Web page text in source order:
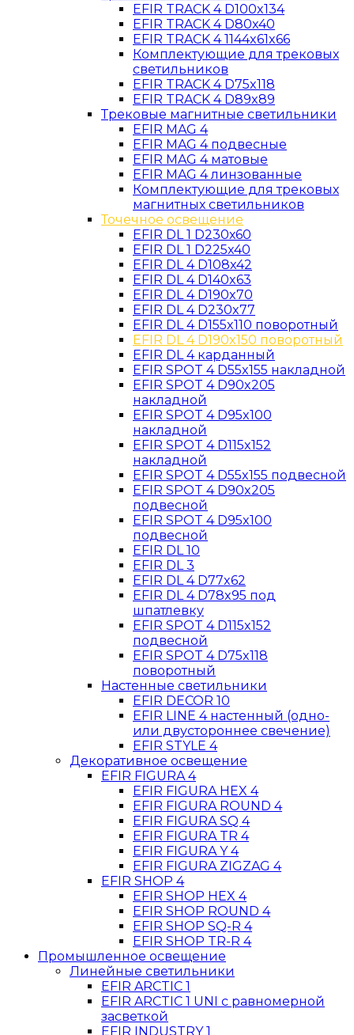
EFIR TRACK 4 D100x134
EFIR TRACK 4 D80x40
EFIR TRACK 4 1144x61x66
Комплектующие для трековых
светильников
EFIR TRACK 4 D75x118
EFIR TRACK 4 D89x89
Трековые магнитные светильники
EFIR MAG 4
EFIR MAG 4 подвесные
EFIR MAG 4 матовые
EFIR MAG 4 линзованные
Комплектующие для трековых
магнитных светильников
Точечное освещение
EFIR DL 1 D230х60
EFIR DL 1 D225x40
EFIR DL 4 D108x42
EFIR DL 4 D140x63
EFIR DL 4 D190x70
EFIR DL 4 D230x77
EFIR DL 4 D155x110 поворотный
EFIR DL 4 D190x150 поворотный
EFIR DL 4 карданный
EFIR SPOT 4 D55x155 накладной
EFIR SPOT 4 D90x205
накладной
EFIR SPOT 4 D95x100
накладной
EFIR SPOT 4 D115x152
накладной
EFIR SPOT 4 D55x155 подвесной
EFIR SPOT 4 D90x205
подвесной
EFIR SPOT 4 D95x100
подвесной
EFIR DL 10
EFIR DL 3
EFIR DL 4 D77x62
EFIR DL 4 D78x95 под
шпатлевку
EFIR SPOT 4 D115x152
подвесной
EFIR SPOT 4 D75x118
поворотный
Настенные светильники
EFIR DECOR 10
EFIR LINE 4 настенный (одно-
или двустороннее свечение)
EFIR STYLE 4
Декоративное освещение
EFIR FIGURA 4
EFIR FIGURA HEX 4
EFIR FIGURA ROUND 4
EFIR FIGURA SQ 4
EFIR FIGURA TR 4
EFIR FIGURA Y 4
EFIR FIGURA ZIGZAG 4
EFIR SHOP 4
EFIR SHOP HEX 4
EFIR SHOP ROUND 4
EFIR SHOP SQ-R 4
EFIR SHOP TR-R 4
Промышленное освещение
Линейные светильники
EFIR ARCTIC 1
EFIR ARCTIC 1 UNI c равномерной
засветкой
EFIR INDUSTRY 1